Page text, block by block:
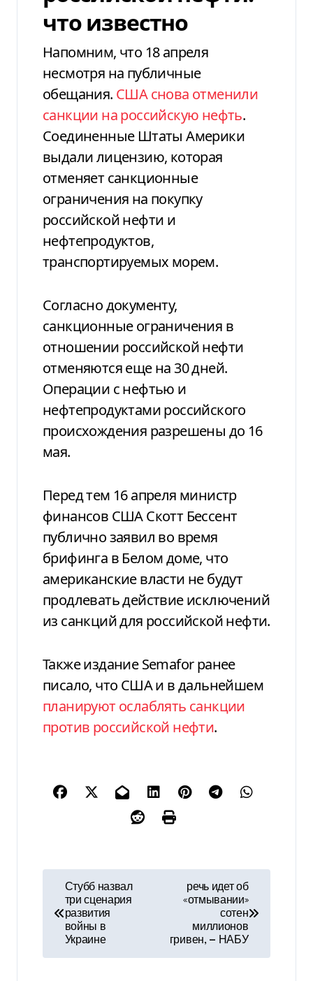
что известно
Напомним, что 18 апреля
несмотря на публичные
обещания. США снова отменили
санкции на российскую нефть.
Соединенные Штаты Америки
выдали лицензию, которая
отменяет санкционные
ограничения на покупку
российской нефти и
нефтепродуктов,
транспортируемых морем.
Согласно документу,
санкционные ограничения в
отношении российской нефти
отменяются еще на 30 дней.
Операции с нефтью и
нефтепродуктами российского
происхождения разрешены до 16
мая.
Перед тем 16 апреля министр
финансов США Скотт Бессент
публично заявил во время
брифинга в Белом доме, что
американские власти не будут
продлевать действие исключений
из санкций для российской нефти.
Также издание Semafor ранее
писало, что США и в дальнейшем
планируют ослаблять санкции
против российской нефти.
Стубб назвал
три сценария
развития
войны в
Украине
речь идет об
«отмывании»
сотен
миллионов
гривен, — НАБУ